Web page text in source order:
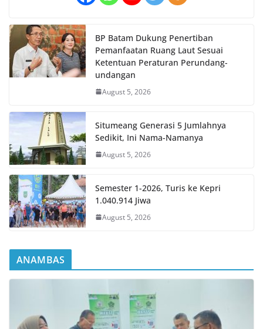
BP Batam Dukung Penertiban
Pemanfaatan Ruang Laut Sesuai
Ketentuan Peraturan Perundang-
undangan
August 5, 2026
Situmeang Generasi 5 Jumlahnya
Sedikit, Ini Nama-Namanya
August 5, 2026
Semester 1-2026, Turis ke Kepri
1.040.914 Jiwa
August 5, 2026
ANAMBAS